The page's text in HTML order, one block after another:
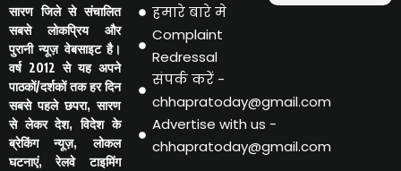
सारण जिले से संचालित
सबसे लोकप्रिय और
पुरानी न्यूज़ वेबसाइट है।
वर्ष 2012 से यह अपने
पाठकों/दर्शकों तक हर दिन
सबसे पहले छपरा, सारण
से लेकर देश, विदेश के
ब्रेकिंग न्यूज़, लोकल
घटनाएं, रेलवे टाइमिंग
हमारे बारे मे
Complaint
Redressal
संपर्क करें -
chhapratoday@gmail.com
Advertise with us -
chhapratoday@gmail.com